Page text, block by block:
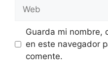
Web
Guarda mi nombre,
en este navegador
comente.